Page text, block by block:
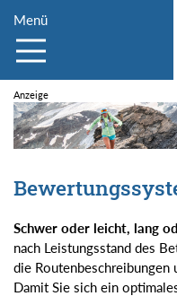
Menü
Schwer oder leicht, lang
nach Leistungsstand des
die Routenbeschreibungen
Damit Sie sich ein